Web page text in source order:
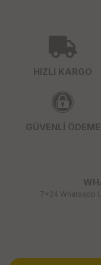
HIZLI KARGO
GÜVENLİ ÖDEME
7x24 Whatsapp